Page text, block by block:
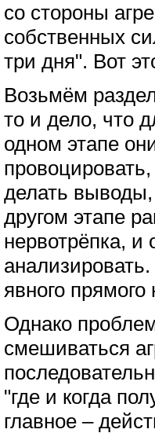
со стороны
собственных
три дня". Вот
Возьмём
то и дело, что
одном этапе
делать
другом этапе
нервотрёпка,
явного прямого
Однако
смешиваться
"где и когда
главное –